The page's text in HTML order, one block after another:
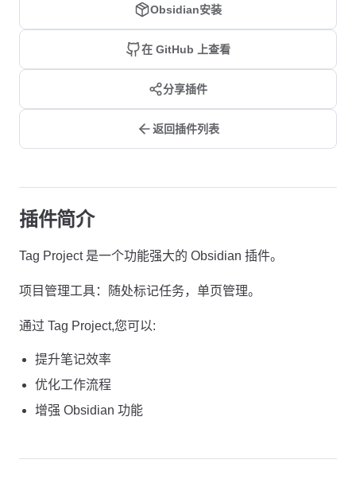
Obsidian安装
在 GitHub 上查看
分享插件
返回插件列表
插件简介
Tag Project 是一个功能强大的 Obsidian 插件。
项目管理工具：随处标记任务，单页管理。
通过 Tag Project,您可以:
提升笔记效率
优化工作流程
增强 Obsidian 功能